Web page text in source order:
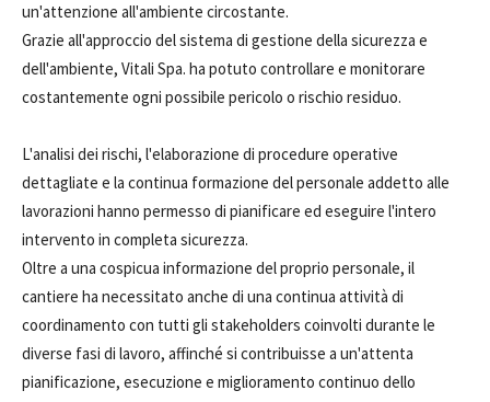
un'attenzione all'ambiente circostante.
Grazie all'approccio del sistema di gestione della sicurezza e
dell'ambiente, Vitali Spa. ha potuto controllare e monitorare
costantemente ogni possibile pericolo o rischio residuo.
L'analisi dei rischi, l'elaborazione di procedure operative
dettagliate e la continua formazione del personale addetto alle
lavorazioni hanno permesso di pianificare ed eseguire l'intero
intervento in completa sicurezza.
Oltre a una cospicua informazione del proprio personale, il
cantiere ha necessitato anche di una continua attività di
coordinamento con tutti gli stakeholders coinvolti durante le
diverse fasi di lavoro, affinché si contribuisse a un'attenta
pianificazione, esecuzione e miglioramento continuo dello